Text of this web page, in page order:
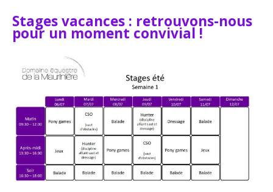
Stages vacances : retrouvons-nous
pour un moment convivial !